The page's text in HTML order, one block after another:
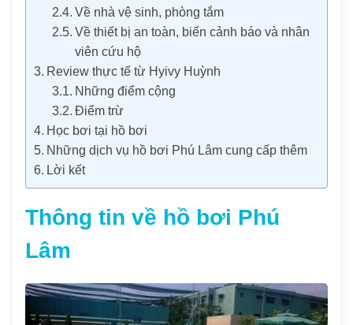
Về nhà vệ sinh, phòng tắm
Về thiết bị an toàn, biển cảnh báo và nhân
viên cứu hộ
Review thực tế từ Hyivy Huỳnh
Những điểm cộng
Điểm trừ
Học bơi tại hồ bơi
Những dịch vụ hồ bơi Phú Lâm cung cấp thêm
Lời kết
Thông tin về hồ bơi Phú
Lâm